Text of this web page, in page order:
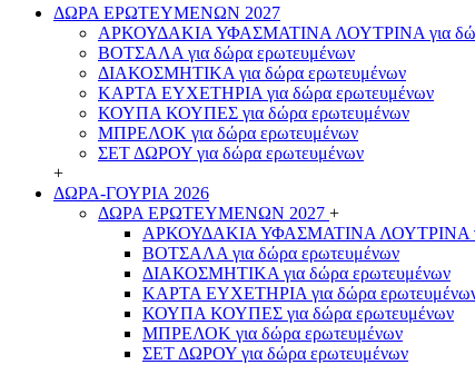
ΔΩΡΑ ΕΡΩΤΕΥΜΕΝΩΝ 2027
ΑΡΚΟΥΔΑΚΙΑ ΥΦΑΣΜΑΤΙΝΑ ΛΟΥΤΡΙΝΑ για
ΒΟΤΣΑΛΑ για δώρα ερωτευμένων
ΔΙΑΚΟΣΜΗΤΙΚΑ για δώρα ερωτευμένων
ΚΑΡΤΑ ΕΥΧΕΤΗΡΙΑ για δώρα ερωτευμένων
ΚΟΥΠΑ ΚΟΥΠΕΣ για δώρα ερωτευμένων
ΜΠΡΕΛΟΚ για δώρα ερωτευμένων
ΣΕΤ ΔΩΡΟΥ για δώρα ερωτευμένων
+
ΔΩΡΑ-ΓΟΥΡΙΑ 2026
ΔΩΡΑ ΕΡΩΤΕΥΜΕΝΩΝ 2027 +
ΑΡΚΟΥΔΑΚΙΑ ΥΦΑΣΜΑΤΙΝΑ ΛΟΥΤΡΙΝΑ
ΒΟΤΣΑΛΑ για δώρα ερωτευμένων
ΔΙΑΚΟΣΜΗΤΙΚΑ για δώρα ερωτευμένων
ΚΑΡΤΑ ΕΥΧΕΤΗΡΙΑ για δώρα
ΚΟΥΠΑ ΚΟΥΠΕΣ για δώρα ερωτευμένων
ΜΠΡΕΛΟΚ για δώρα ερωτευμένων
ΣΕΤ ΔΩΡΟΥ για δώρα ερωτευμένων